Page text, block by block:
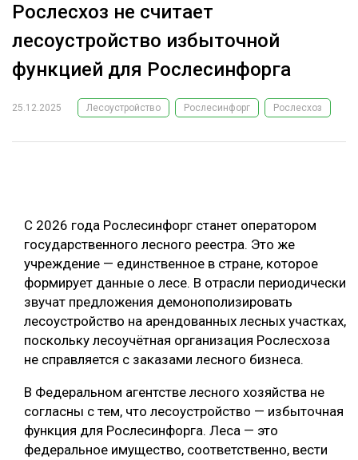
РЕКЛАМОДАТЕЛЯМ
ЛЕСНОЕ ХОЗЯЙСТВО
ЛЕСОЗАГОТОВКА
БИОЭНЕРГЕТИКА
ЛЕСОВОССТАНОВЛЕНИЕ И ЗАЩИТА
ЛОГИСТИКА
ПРОИЗВОДСТВО ДРЕВЕСНЫХ ПЛИТ
ЦБП
КОМПЛЕКСНАЯ ПЕРЕРАБОТКА
ЛЕСОПИЛЕНИЕ
ДЕРЕВЯННОЕ ДОМОСТРОЕНИЕ
ТЕМАТИЧЕСКИЕ ПРОЕКТЫ
ПОДБОРКИ СТАТЕЙ
ЭКСПЕРТНОЕ МНЕНИЕ
Рослесхоз не считает
лесоустройство избыточной
функцией для Рослесинфорга
25.12.2025 Лесоустройство Рослесинфорг Рослесхоз
С 2026 года Рослесинфорг станет оператором
государственного лесного реестра. Это же
учреждение — единственное в стране, которое
формирует данные о лесе. В отрасли периодически
звучат предложения демонополизировать
лесоустройство на арендованных лесных участках,
поскольку лесоучётная организация Рослесхоза
не справляется с заказами лесного бизнеса.
В Федеральном агентстве лесного хозяйства не
согласны с тем, что лесоустройство — избыточная
функция для Рослесинфорга. Леса — это
федеральное имущество, соответственно, вести